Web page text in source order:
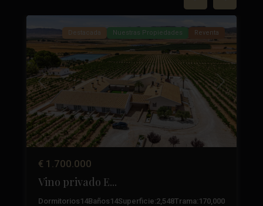
Anterior Próximo
Destacada Nuestras Propiedades Reventa
€ 1.700.000
Vino privado E...
Dormitorios 14Baños 14Superficie:2,548Trama: 170,000